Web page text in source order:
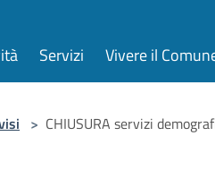
Servizi Vivere il
> CHIUSURA servizi